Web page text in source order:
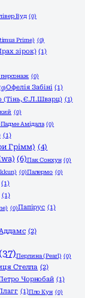
Вуд (0)
Prime) (0)
зірок) (1)
(0)
Офелія Забіні (1)
(Тінь, Є.Л.Шварц) (1)
(0)
Падме Амідала (0)
(1)
Грімм) (4)
(6)Пак Сонхун (0)
(0)Палермо (0)
(1)
(1)
(0)Папірус (1)
(2)
(37)Перлина (Pearl) (0)
Стелла (2)
Чорнобай (1)
(1)Пло Кун (0)